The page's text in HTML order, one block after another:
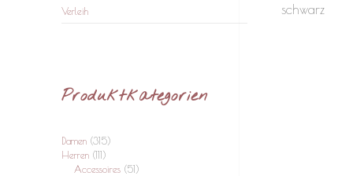
Verleih
Produktkategorien
Damen (315)
Herren (111)
Accessoires (51)
schwarz